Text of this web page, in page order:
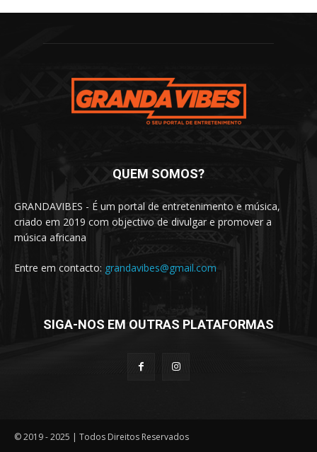
QUEM SOMOS?
GRANDAVIBES - É um portal de entretenimento e música,
criado em 2019 com objectivo de divulgar e promover a
música africana
Entre em contacto: grandavibes@gmail.com
SIGA-NOS EM OUTRAS PLATAFORMAS
© 2019 - 2025 | Todos Direitos Reservados